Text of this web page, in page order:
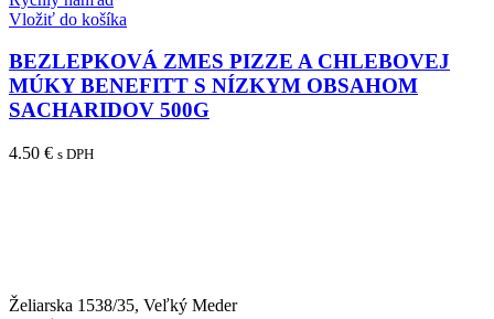
Vložiť do košíka
BEZLEPKOVÁ ZMES PIZZE A CHLEBOVEJ
MÚKY BENEFITT S NÍZKYM OBSAHOM
SACHARIDOV 500G
4.50 € s DPH
Želiarska 1538/35, Veľký Meder